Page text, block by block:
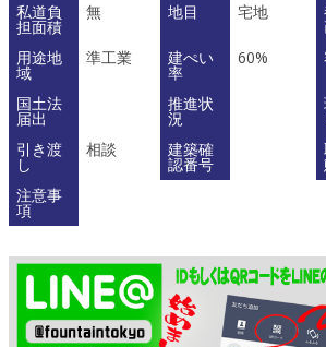
私道負
担面積
無 地目 宅地
用途地
域
準工業 建ぺい
率
60%
国土法
届出
推進状
況
引き渡
し
相談 建築確
認番号
注意事
項